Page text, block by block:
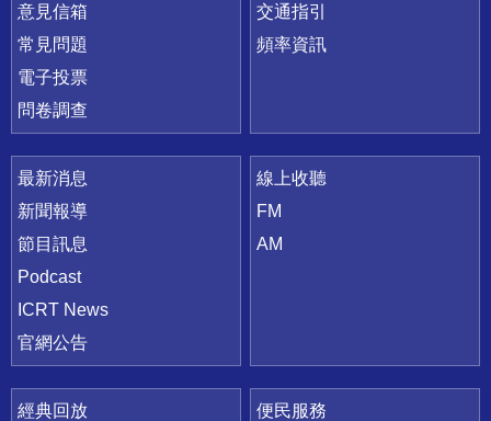
意見信箱
常見問題
電子投票
問卷調查
交通指引
頻率資訊
最新消息
新聞報導
節目訊息
Podcast
ICRT News
官網公告
線上收聽
FM
AM
經典回放
便民服務